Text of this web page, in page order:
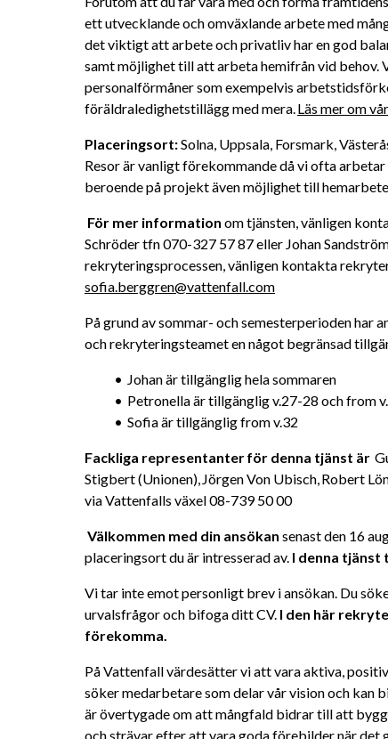
ett utvecklande och omväxlande arbete med
det viktigt att arbete och privatliv har en god
samt möjlighet till att arbeta hemifrån vid behov.
personalförmåner som exempelvis
föräldraledighetstillägg med mera. Läs mer om
Placeringsort: Solna, Uppsala, Forsmark,
Resor är vanligt förekommande då vi ofta
beroende på projekt även möjlighet till
För mer information om tjänsten, vänligen
Schröder tfn 070-327 57 87 eller Johan
sofia.berggren@vattenfall.com
På grund av sommar- och semesterperioden har
och rekryteringsteamet en något begränsad
Johan är tillgänglig hela sommaren
Petronella är tillgänglig v.27-28 och from
Sofia är tillgänglig from v.32
Fackliga representanter för denna tjänst är
Stigbert (Unionen), Jörgen Von Ubisch, Robert
via Vattenfalls växel 08-739 50 00
Välkommen med din ansökan senast den 16
placeringsort du är intresserad av. I denna tjänst
Vi tar inte emot personligt brev i ansökan. Du
urvalsfrågor och bifoga ditt CV. I den här
förekomma.
På Vattenfall värdesätter vi att vara aktiva,
söker medarbetare som delar vår vision och
är övertygade om att mångfald bidrar till att
och strävar efter att vara goda förebilder när